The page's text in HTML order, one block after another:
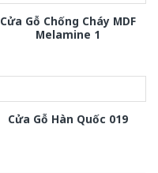
Cửa Gỗ Chống Cháy MDF
Melamine 1
Cửa Gỗ Hàn Quốc 019